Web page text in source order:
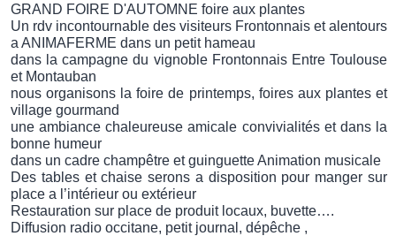
GRAND FOIRE D'AUTOMNE foire aux plantes
Un rdv incontournable des visiteurs Frontonnais et alentours
a ANIMAFERME dans un petit hameau
dans la campagne du vignoble Frontonnais Entre Toulouse
et Montauban
nous organisons la foire de printemps, foires aux plantes et
village gourmand
une ambiance chaleureuse amicale convivialités et dans la
bonne humeur
dans un cadre champêtre et guinguette Animation musicale
Des tables et chaise serons a disposition pour manger sur
place a l’intérieur ou extérieur
Restauration sur place de produit locaux, buvette….
Diffusion radio occitane, petit journal, dépêche ,